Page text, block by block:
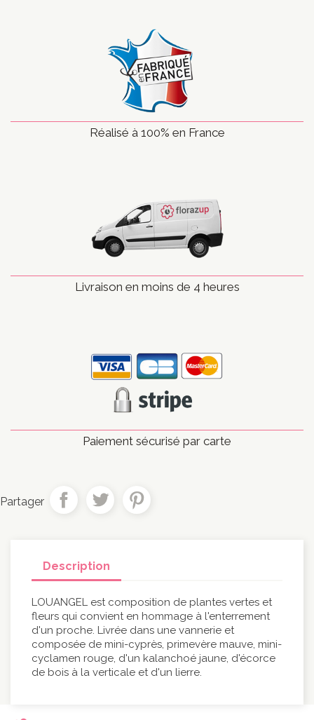
Réalisé à 100% en France
Livraison en moins de 4 heures
Paiement sécurisé par carte
Partager
Description
LOUANGEL est composition de plantes vertes et
fleurs qui convient en hommage à l'enterrement
d'un proche. Livrée dans une vannerie et
composée de mini-cyprès, primevère mauve, mini-
cyclamen rouge, d'un kalanchoé jaune, d'écorce
de bois à la verticale et d'un lierre.